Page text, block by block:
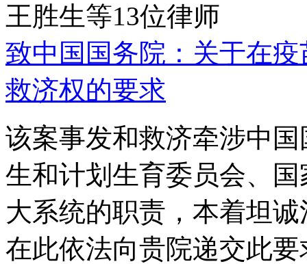
王胜生等13位律师
致中国国务院：关于在
救济权的要求
该案事发和救济牵涉中
生和计划生育委员会、
大系统的职责，本着坦
在此依法向贵院递交此要